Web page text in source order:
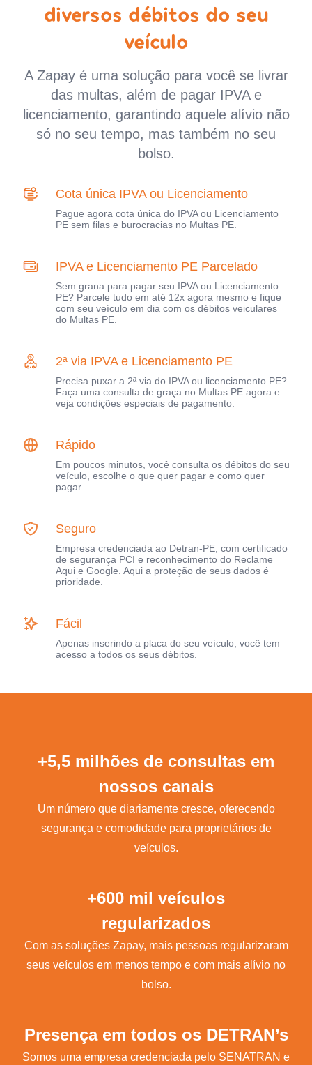
diversos débitos do seu
veículo
A Zapay é uma solução para você se livrar
das multas, além de pagar IPVA e
licenciamento, garantindo aquele alívio não
só no seu tempo, mas também no seu
bolso.
Cota única IPVA ou Licenciamento
Pague agora cota única do IPVA ou Licenciamento
PE sem filas e burocracias no Multas PE.
IPVA e Licenciamento PE Parcelado
Sem grana para pagar seu IPVA ou Licenciamento
PE? Parcele tudo em até 12x agora mesmo e fique
com seu veículo em dia com os débitos veiculares
do Multas PE.
2ª via IPVA e Licenciamento PE
Precisa puxar a 2ª via do IPVA ou licenciamento PE?
Faça uma consulta de graça no Multas PE agora e
veja condições especiais de pagamento.
Rápido
Em poucos minutos, você consulta os débitos do seu
veículo, escolhe o que quer pagar e como quer
pagar.
Seguro
Empresa credenciada ao Detran-PE, com certificado
de segurança PCI e reconhecimento do Reclame
Aqui e Google. Aqui a proteção de seus dados é
prioridade.
Fácil
Apenas inserindo a placa do seu veículo, você tem
acesso a todos os seus débitos.
+5,5 milhões de consultas em
nossos canais
Um número que diariamente cresce, oferecendo
segurança e comodidade para proprietários de
veículos.
+600 mil veículos
regularizados
Com as soluções Zapay, mais pessoas regularizaram
seus veículos em menos tempo e com mais alívio no
bolso.
Presença em todos os DETRAN’s
Somos uma empresa credenciada pelo SENATRAN e